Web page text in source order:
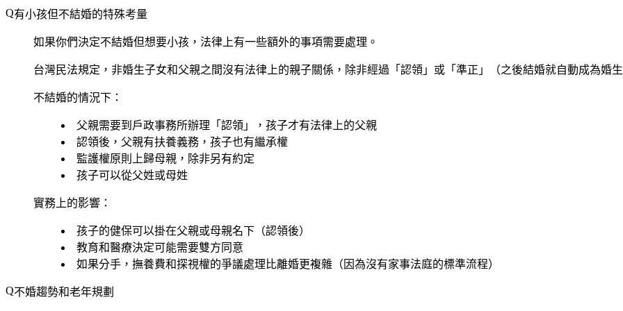
有小孩但不結婚的特殊考量
如果你們決定不結婚但想要小孩，法律上有一些額外的事項需要處理。
台灣民法規定，非婚生子女和父親之間沒有法律上的親子關係，除非經過「認領」或「準正」（之後結婚就自動成為婚
不結婚的情況下：
父親需要到戶政事務所辦理「認領」，孩子才有法律上的父親
認領後，父親有扶養義務，孩子也有繼承權
監護權原則上歸母親，除非另有約定
孩子可以從父姓或母姓
實務上的影響：
孩子的健保可以掛在父親或母親名下（認領後）
教育和醫療決定可能需要雙方同意
如果分手，撫養費和探視權的爭議處理比離婚更複雜（因為沒有家事法庭的標準流程）
不婚趨勢和老年規劃